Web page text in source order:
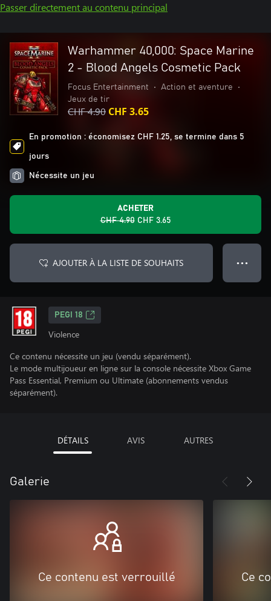
Passer directement au contenu principal
Warhammer 40,000: Space Marine
2 - Blood Angels Cosmetic Pack
Focus Entertainment • Action et aventure
•
Jeux de tir
CHF 4.90 CHF 3.65
En promotion : économisez CHF 1.25, se termine dans 5
jours
Nécessite un jeu
ACHETER
CHF 4.90 CHF 3.65
AJOUTER À LA LISTE DE SOUHAITS ● ● ●
PEGI 18
Violence
Ce contenu nécessite un jeu (vendu séparément).
Le mode multijoueur en ligne sur la console nécessite Xbox Game
Pass Essential, Premium ou Ultimate (abonnements vendus
séparément).
DÉTAILS AVIS AUTRES
Galerie
Ce contenu est verrouillé Ce